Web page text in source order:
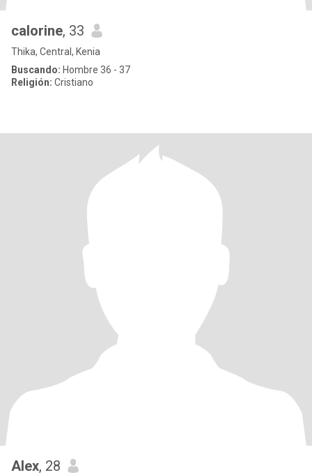
calorine, 33
Thika, Central, Kenia
Buscando: Hombre 36 - 37
Religión: Cristiano
Alex, 28